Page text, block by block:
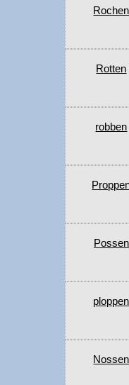
Rochen
Rotten
robben
Possen
ploppen
Nossen